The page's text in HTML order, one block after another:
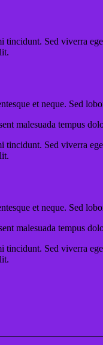
Sed viverra
et neque. Sed
malesuada tempus
Sed viverra
et neque. Sed
malesuada tempus
Sed viverra